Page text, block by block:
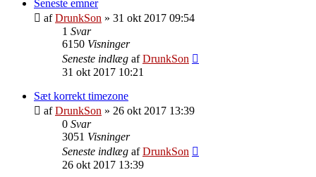
Seneste emner
afDrunkSon » 31 okt 2017 09:54
1 Svar
6150 Visninger
Seneste indlæg afDrunkSon
31 okt 2017 10:21
Sæt korrekt timezone
afDrunkSon » 26 okt 2017 13:39
0 Svar
3051 Visninger
Seneste indlæg afDrunkSon
26 okt 2017 13:39